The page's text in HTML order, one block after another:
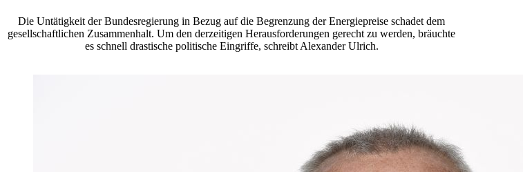
Die Untätigkeit der Bundesregierung in Bezug auf die Begrenzung der Energiepreise schadet dem
gesellschaftlichen Zusammenhalt. Um den derzeitigen Herausforderungen gerecht zu werden, bräuchte
es schnell drastische politische Eingriffe, schreibt Alexander Ulrich.